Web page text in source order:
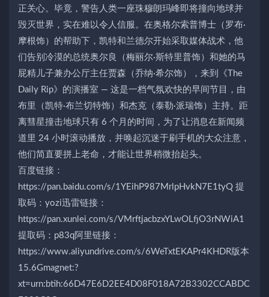
正关心。毕竟，警告人类一座珠穆朗玛峰即将撞向地球并
毁灭世界，实在难以令人信服。在奥格尔索普博士（罗布·
摩根饰）的帮助下，凯特和兰德尔开始采取媒体战术，他
们告别冷漠的总统奥尔良（梅丽尔·斯特里普饰）和她的马
屁精儿子兼办公厅主任贾森（乔纳·希尔饰），来到《The
Daily Rip》的演播室 — 这是一档气氛欢快的早间节目，由
布里（凯特·布兰切特饰）和杰克（泰勒·派瑞饰）主持。距
离彗星撞击地球只有 6 个月的时间，为了让消息在新闻频
道里 24 小时滚动播放，并唤起沉迷于刷手机的大众注意，
他们简直要拼上老命，才能让世界稍微抬起头。
百度链接：
https://pan.baidu.com/s/1YEihP987MrlpHvkN7E1tyQ 提
取码：yozi迅雷链接：
https://pan.xunlei.com/s/VMrftjacbzxYLwOLfjO3rNWiA1
提取码：p83q阿里链接：
https://www.aliyundrive.com/s/6WeTxtEKAPr4KHDR版本
15.6Gmagnet:?
xt=urn:btih:66D47E6D2EE4D08F018A72B3302CCABDC